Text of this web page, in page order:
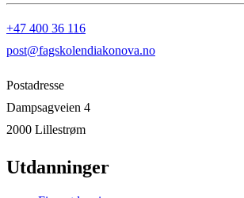
+47 400 36 116
post@fagskolendiakonova.no
Postadresse
Dampsagveien 4
2000 Lillestrøm
Utdanninger